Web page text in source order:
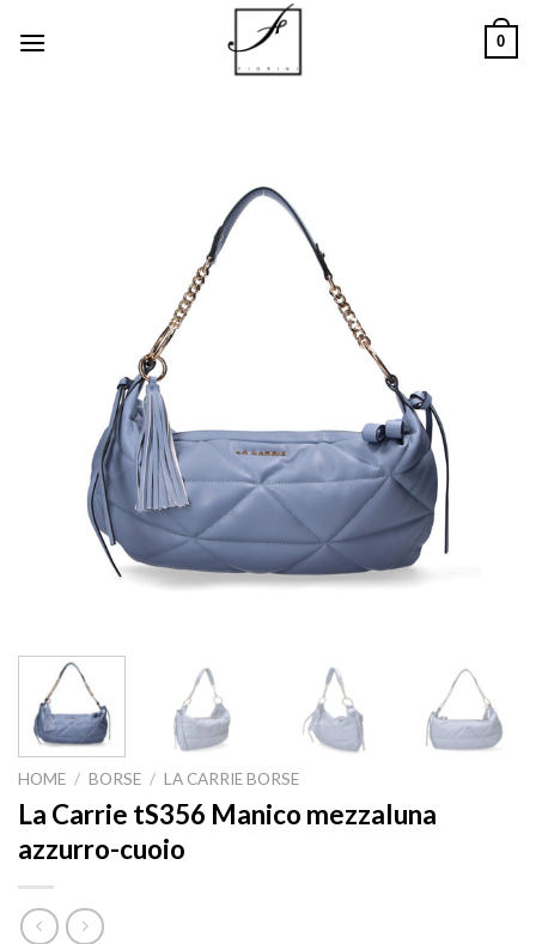
0
HOME / BORSE / LA CARRIE BORSE
La Carrie tS356 Manico mezzaluna
azzurro-cuoio